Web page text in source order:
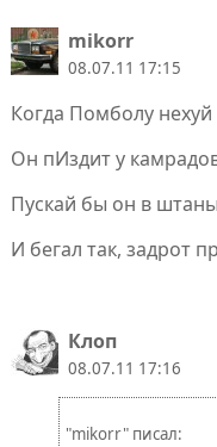
mikorr
08.07.11 17:15
Когда Помболу нехуй
Он пИздит у
Пускай бы он в
И бегал так, задрот
Клoп
08.07.11 17:16
"mikorr" писал: